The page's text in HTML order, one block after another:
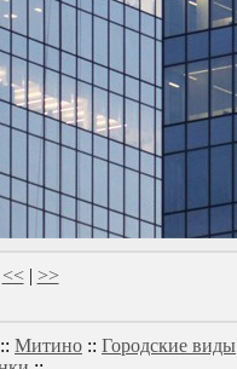
<<| >>
:: Митино :: Городские виды